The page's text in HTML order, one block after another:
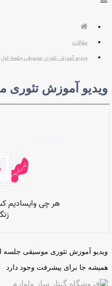
مقالات
ویدیو آموزش تئوری موسیقی جلسه اول
ویدیو آموزش
ویدیو آموزش تئوری موسیقی جلسه
همیشه جا برای پیشرفت وجود دارد